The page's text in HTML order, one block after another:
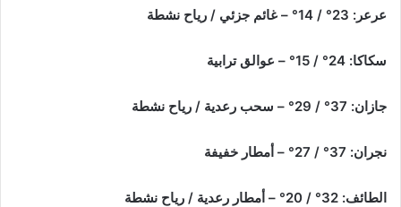
عرعر: 23° / 14° – غائم جزئي / رياح نشطة
سكاكا: 24° / 15° – عوالق ترابية
جازان: 37° / 29° – سحب رعدية / رياح نشطة
نجران: 37° / 27° – أمطار خفيفة
الطائف: 32° / 20° – أمطار رعدية / رياح نشطة